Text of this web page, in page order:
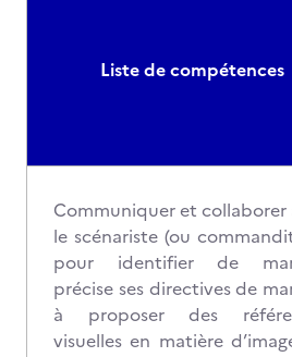
Liste de compétences
Communiquer et collaborer
le scénariste (ou
pour identifier de
précise ses directives de
à proposer des
visuelles en matière